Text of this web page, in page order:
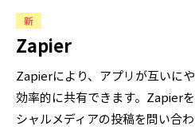
Zapier
新
Zapierにより、アプリが互いに
効率的に共有できます。Zapier
シャルメディアの投稿を問い合